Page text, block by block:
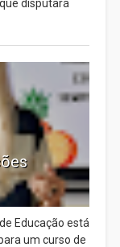
disputará
Educação está
um curso de